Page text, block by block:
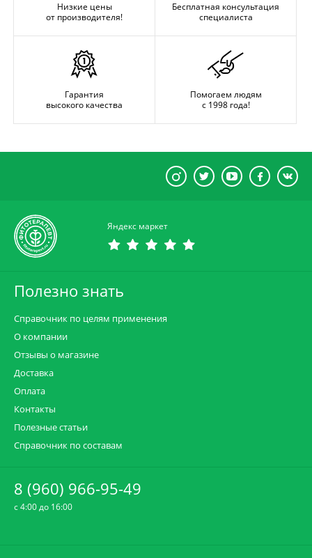
Низкие цены
от производителя!
Бесплатная консультация
специалиста
Гарантия
высокого качества
Помогаем людям
с 1998 года!
Яндекс маркет
Полезно знать
Справочник по целям применения
О компании
Отзывы о магазине
Доставка
Оплата
Контакты
Полезные статьи
Справочник по составам
8 (960) 966-95-49
c 4:00 до 16:00